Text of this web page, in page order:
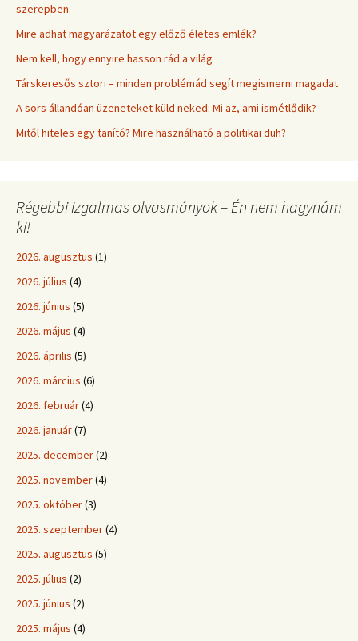
szerepben.
Mire adhat magyarázatot egy előző életes emlék?
Nem kell, hogy ennyire hasson rád a világ
Társkeresős sztori – minden problémád segít megismerni magadat
A sors állandóan üzeneteket küld neked: Mi az, ami ismétlődik?
Mitől hiteles egy tanító? Mire használható a politikai düh?
Régebbi izgalmas olvasmányok – Én nem hagynám
ki!
2026. augusztus (1)
2026. július (4)
2026. június (5)
2026. május (4)
2026. április (5)
2026. március (6)
2026. február(4)
2026. január(7)
2025. december(2)
2025. november(4)
2025. október(3)
2025. szeptember(4)
2025. augusztus (5)
2025. július (2)
2025. június (2)
2025. május (4)